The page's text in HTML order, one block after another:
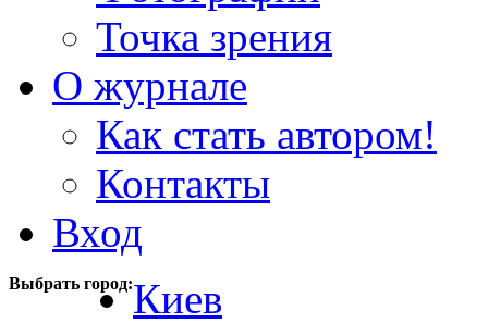
Точка зрения
О журнале
Как стать автором!
Контакты
Вход
Выбрать город:Киев